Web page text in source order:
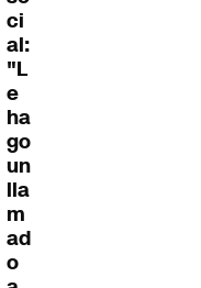
ci
al:
"L
e
ha
go
un
lla
m
ad
o